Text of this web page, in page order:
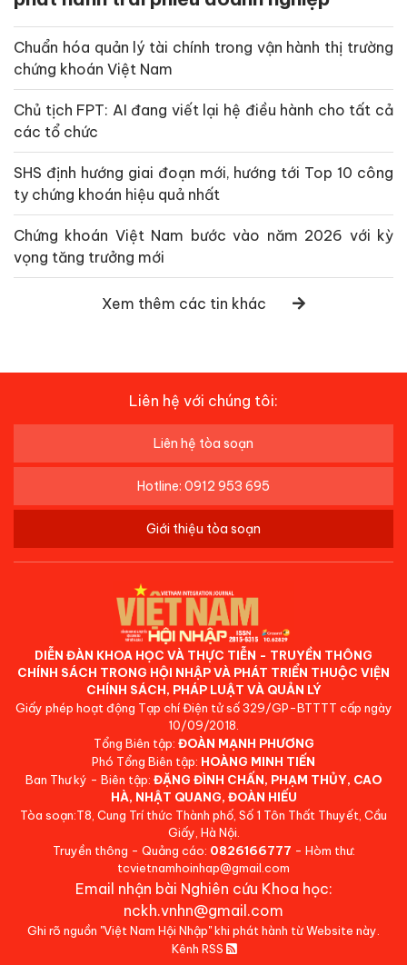
Chuẩn hóa quản lý tài chính trong vận hành thị trường
chứng khoán Việt Nam
Chủ tịch FPT: AI đang viết lại hệ điều hành cho tất cả
các tổ chức
SHS định hướng giai đoạn mới, hướng tới Top 10 công
ty chứng khoán hiệu quả nhất
Chứng khoán Việt Nam bước vào năm 2026 với kỳ
vọng tăng trưởng mới
Xem thêm các tin khác
Liên hệ với chúng tôi:
Liên hệ tòa soạn
Hotline: 0912 953 695
Giới thiệu tòa soạn
DIỄN ĐÀN KHOA HỌC VÀ THỰC TIỄN - TRUYỀN THÔNG
CHÍNH SÁCH TRONG HỘI NHẬP VÀ PHÁT TRIỂN THUỘC VIỆN
CHÍNH SÁCH, PHÁP LUẬT VÀ QUẢN LÝ
Giấy phép hoạt động Tạp chí Điện tử số 329/GP-BTTTT cấp ngày
10/09/2018.
Tổng Biên tập: ĐOÀN MẠNH PHƯƠNG
Phó Tổng Biên tập: HOÀNG MINH TIẾN
Ban Thư ký - Biên tập: ĐẶNG ĐÌNH CHẤN, PHẠM THỦY, CAO
HÀ, NHẬT QUANG, ĐOÀN HIẾU
Tòa soạn:T8, Cung Trí thức Thành phố, Số 1 Tôn Thất Thuyết, Cầu
Giấy, Hà Nội.
Truyền thông - Quảng cáo: 0826166777 - Hòm thư:
tcvietnamhoinhap@gmail.com
Email nhận bài Nghiên cứu Khoa học:
nckh.vnhn@gmail.com
Ghi rõ nguồn "Việt Nam Hội Nhập" khi phát hành từ Website này.
Kênh RSS